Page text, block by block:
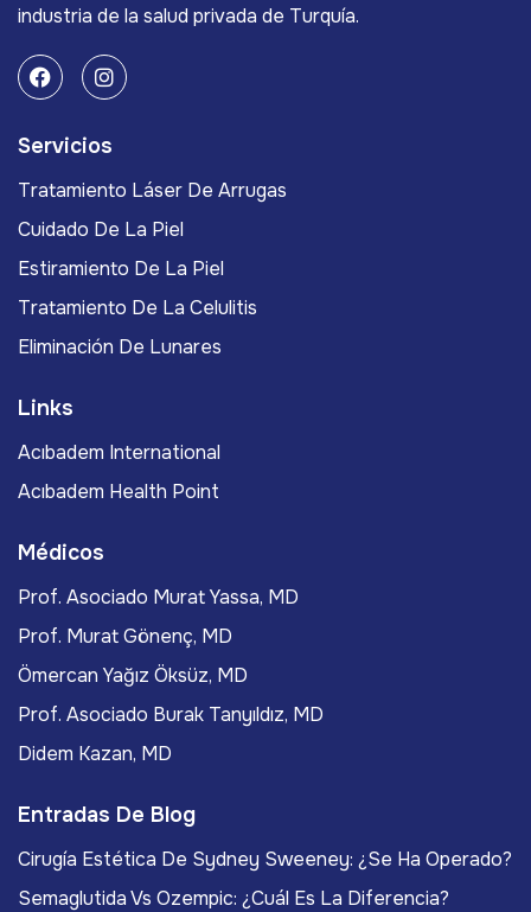
industria de la salud privada de Turquía.
Servicios
Tratamiento Láser De Arrugas
Cuidado De La Piel
Estiramiento De La Piel
Tratamiento De La Celulitis
Eliminación De Lunares
Links
Acıbadem International
Acıbadem Health Point
Médicos
Prof. Asociado Murat Yassa, MD
Prof. Murat Gönenç, MD
Ömercan Yağız Öksüz, MD
Prof. Asociado Burak Tanyıldız, MD
Didem Kazan, MD
Entradas De Blog
Cirugía Estética De Sydney Sweeney: ¿Se Ha Operado?
Semaglutida Vs Ozempic: ¿Cuál Es La Diferencia?